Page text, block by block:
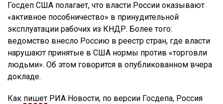
Госдеп США полагает, что власти России оказывают
«активное пособничество» в принудительной
эксплуатации рабочих из КНДР. Более того:
ведомство внесло Россию в реестр стран, где власти
нарушают принятые в США нормы против «торговли
людьми». Об этом говорится в опубликованном вчера
докладе.
Как пишет РИА Новости, по версии Госдепа, Россия